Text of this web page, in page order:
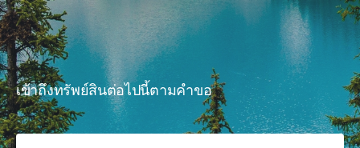
เข้าถึงทรัพย์สินต่อไปนี้ตามคำขอ